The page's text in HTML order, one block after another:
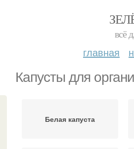
всё
главная
Капусты для
Белая капуста